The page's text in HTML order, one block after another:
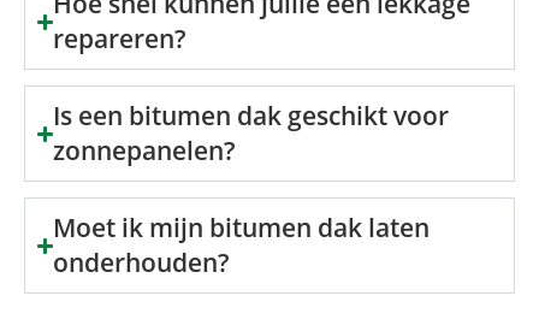
repareren?
Is een bitumen dak geschikt voor
zonnepanelen?
Moet ik mijn bitumen dak laten
onderhouden?